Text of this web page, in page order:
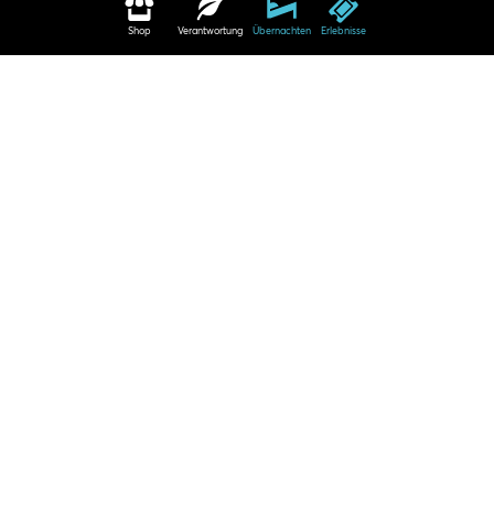
Shop Verantwortung Übernachten Erlebnisse